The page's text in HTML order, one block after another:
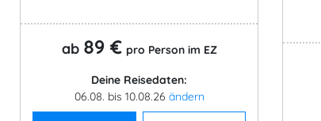
ab 89 € pro Person im EZ
Deine Reisedaten:
06.08. bis 10.08.26 ändern